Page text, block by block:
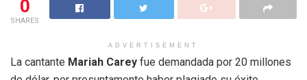
0
SHARES
ADVERTISEMENT
La cantante Mariah Carey fue demandada por 20 millones